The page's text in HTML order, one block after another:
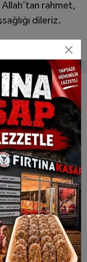
rahmet,
dileriz.
Eğitim'den Büyük
Çine'de Lgs Gururu